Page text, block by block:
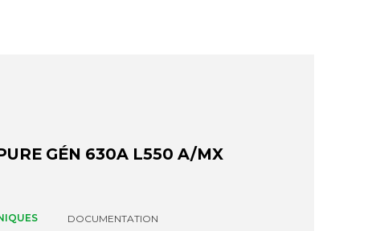
GÉN 630A L550 A/MX
DOCUMENTATION